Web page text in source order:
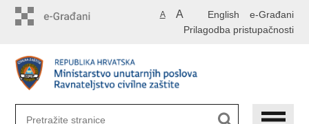
English e-Građani
A A
Prilagodba pristupačnosti